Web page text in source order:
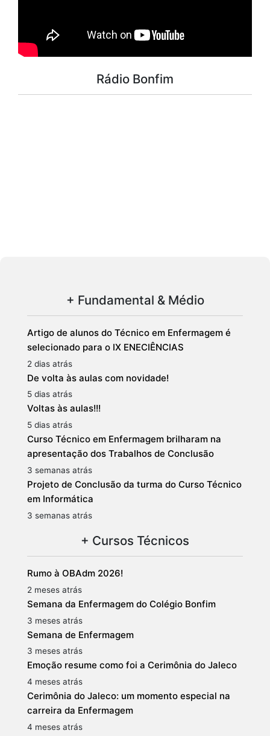
Rádio Bonfim
+ Fundamental & Médio
Artigo de alunos do Técnico em Enfermagem é
selecionado para o IX ENECIÊNCIAS
2 dias atrás
De volta às aulas com novidade!
5 dias atrás
Voltas às aulas!!!
5 dias atrás
Curso Técnico em Enfermagem brilharam na
apresentação dos Trabalhos de Conclusão
3 semanas atrás
Projeto de Conclusão da turma do Curso Técnico
em Informática
3 semanas atrás
+ Cursos Técnicos
Rumo à OBAdm 2026!
2 meses atrás
Semana da Enfermagem do Colégio Bonfim
3 meses atrás
Semana de Enfermagem
3 meses atrás
Emoção resume como foi a Cerimônia do Jaleco
4 meses atrás
Cerimônia do Jaleco: um momento especial na
carreira da Enfermagem
4 meses atrás